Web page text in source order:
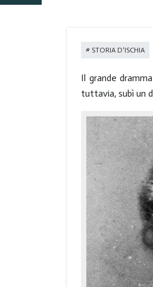
STORIA D'ISCHIA
Il grande
tuttavia, subì un